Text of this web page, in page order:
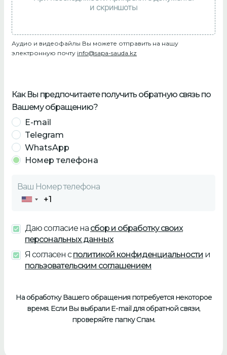
и скриншоты
Аудио и видеофайлы Вы можете отправить на нашу
электронную почту info@sapa-sauda.kz
Как Вы предпочитаете получить обратную связь по
Вашему обращению?
E-mail
Telegram
WhatsApp
Номер телефона
Ваш Номер телефона
Даю согласие на сбор и обработку своих
персональных данных
Я согласен сполитикой конфиденциальности и
пользовательским соглашением
На обработку Вашего обращения потребуется некоторое
время. Если Вы выбрали E-mail для обратной связи,
проверяйте папку Спам.